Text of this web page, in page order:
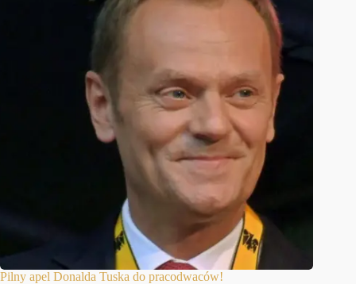
Pilny apel Donalda Tuska do pracodwaców!